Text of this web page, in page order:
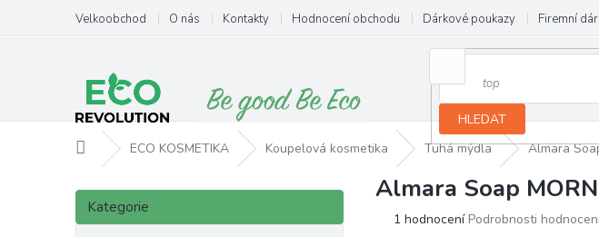
obsah
Velkoobchod O nás Kontakty Hodnocení obchodu Dárkové poukazy Firemní
HLEDAT
Domů ECO KOSMETIKA Koupelová kosmetika Tuhá mýdla Almara
P
s
Přeskočit
kategorie
Kategorie
Almara Soap
Průměrné
1 hodnocení Podrobnosti